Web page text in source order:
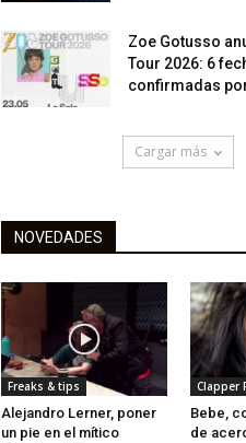
Zoe Gotusso
Tour 2026: 6
confirmadas
Cargar más
NOVEDADES
Freaks & tips
Alejandro Lerner, poner
un pie en el mítico
Clapper
Bebe,
de